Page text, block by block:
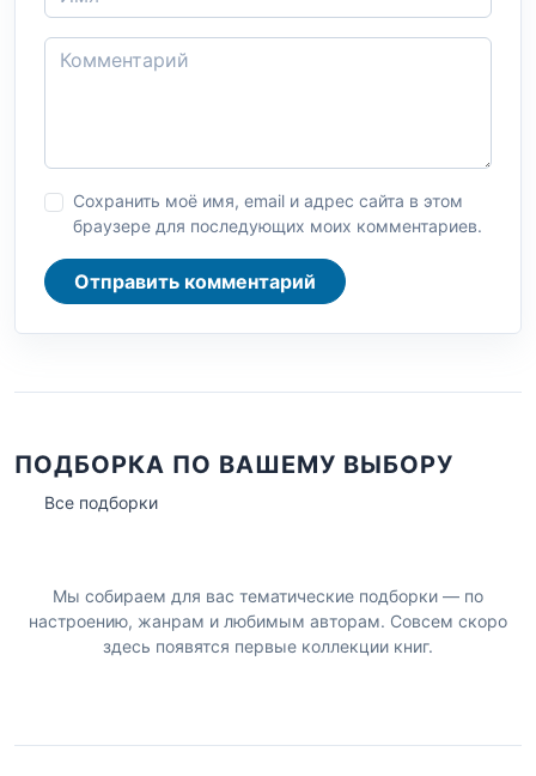
Сохранить моё имя, email и адрес сайта в этом
браузере для последующих моих комментариев.
Отправить комментарий
ПОДБОРКА ПО ВАШЕМУ ВЫБОРУ
Все подборки
Мы собираем для вас тематические подборки — по
настроению, жанрам и любимым авторам. Совсем скоро
здесь появятся первые коллекции книг.